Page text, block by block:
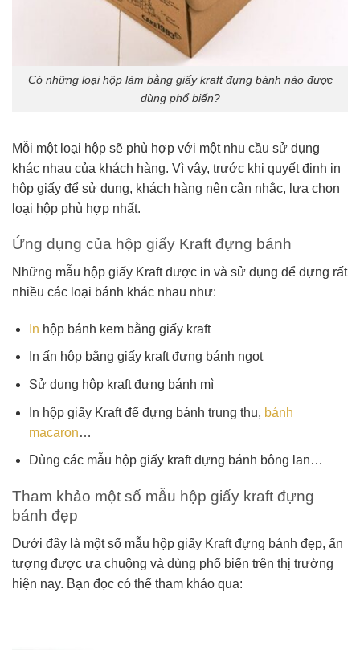
Có những loại hộp làm bằng giấy kraft đựng bánh nào được
dùng phổ biến?
Mỗi một loại hộp sẽ phù hợp với một nhu cầu sử dụng
khác nhau của khách hàng. Vì vậy, trước khi quyết định in
hộp giấy để sử dụng, khách hàng nên cân nhắc, lựa chọn
loại hộp phù hợp nhất.
Ứng dụng của hộp giấy Kraft đựng bánh
Những mẫu hộp giấy Kraft được in và sử dụng để đựng rất
nhiều các loại bánh khác nhau như:
In hộp bánh kem bằng giấy kraft
In ấn hộp bằng giấy kraft đựng bánh ngọt
Sử dụng hộp kraft đựng bánh mì
In hộp giấy Kraft để đựng bánh trung thu, bánh
macaron…
Dùng các mẫu hộp giấy kraft đựng bánh bông lan…
Tham khảo một số mẫu hộp giấy kraft đựng
bánh đẹp
Dưới đây là một số mẫu hộp giấy Kraft đựng bánh đẹp, ấn
tượng được ưa chuộng và dùng phổ biến trên thị trường
hiện nay. Bạn đọc có thể tham khảo qua: